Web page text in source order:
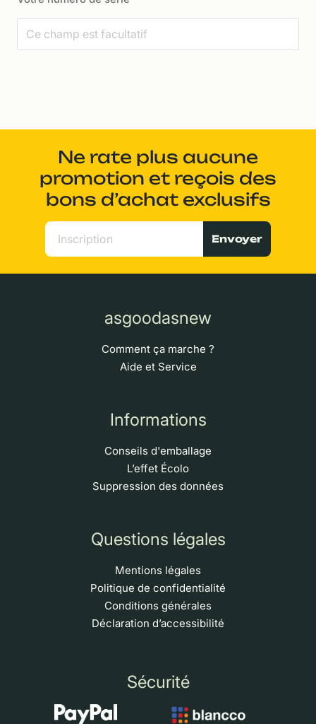
Ne rate plus aucune
promotion et reçois des
bons d’achat exclusifs
Envoyer
asgoodasnew
Comment ça marche ?
Aide et Service
Informations
Conseils d'emballage
L’effet Écolo
Suppression des données
Questions légales
Mentions légales
Politique de confidentialité
Conditions générales
Déclaration d’accessibilité
Sécurité